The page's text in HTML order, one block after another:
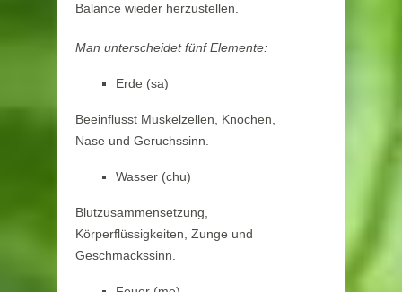
Balance wieder herzustellen.
Man unterscheidet fünf Elemente:
Erde (sa)
Beeinflusst Muskelzellen, Knochen,
Nase und Geruchssinn.
Wasser (chu)
Blutzusammensetzung,
Körperflüssigkeiten, Zunge und
Geschmackssinn.